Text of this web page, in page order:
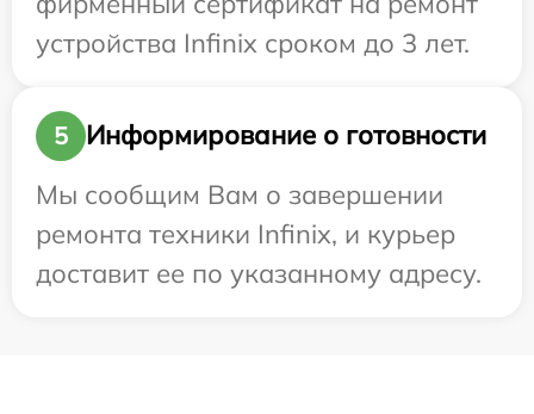
устройства Infinix сроком до 3 лет.
5
Информирование о готовности
Мы сообщим Вам о завершении
ремонта техники Infinix, и курьер
доставит ее по указанному адресу.